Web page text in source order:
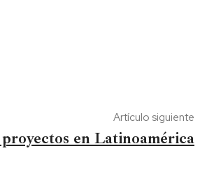
Artículo siguiente
en Latinoamérica